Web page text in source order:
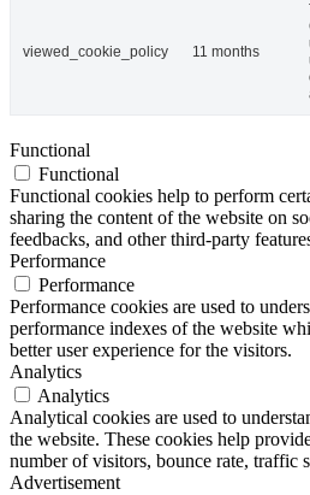
viewed_cookie_policy 11 months
Functional
Functional
Functional cookies help to perform
sharing the content of the website on
feedbacks, and other third-party
Performance
Performance
Performance cookies are used to
performance indexes of the website
better user experience for the visitors.
Analytics
Analytics
Analytical cookies are used to
the website. These cookies help
number of visitors, bounce rate, traffic
Advertisement